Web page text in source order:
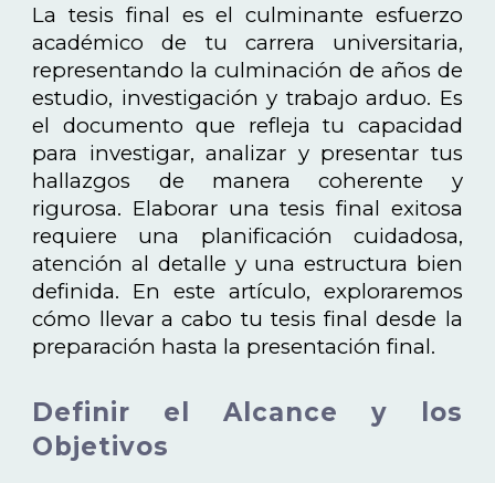
La tesis final es el culminante esfuerzo
académico de tu carrera universitaria,
representando la culminación de años de
estudio, investigación y trabajo arduo. Es
el documento que refleja tu capacidad
para investigar, analizar y presentar tus
hallazgos de manera coherente y
rigurosa. Elaborar una tesis final exitosa
requiere una planificación cuidadosa,
atención al detalle y una estructura bien
definida. En este artículo, exploraremos
cómo llevar a cabo tu tesis final desde la
preparación hasta la presentación final.
Definir el Alcance y los
Objetivos